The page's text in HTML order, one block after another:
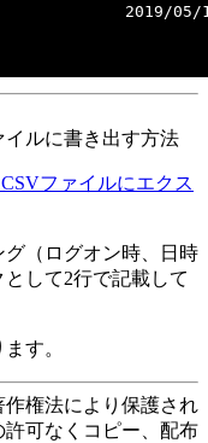
ルに書き出す方法
ファイルにエクス
グ（ログオン時、日時
して2行で記載して
す。
権法により保護され
可なくコピー、配布